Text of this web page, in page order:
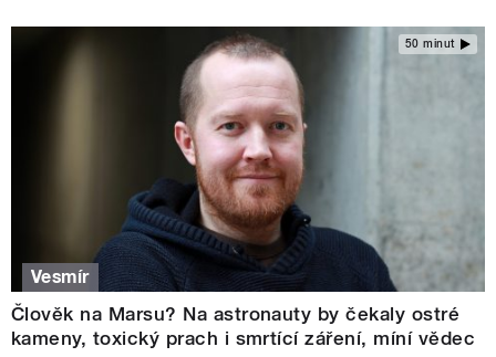
50 minut
Vesmír
Člověk na Marsu? Na astronauty by čekaly ostré
kameny, toxický prach i smrtící záření, míní vědec